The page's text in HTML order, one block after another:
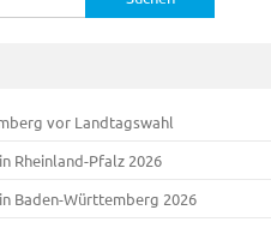
vor Landtagswahl
Rheinland-Pfalz 2026
Baden-Württemberg 2026